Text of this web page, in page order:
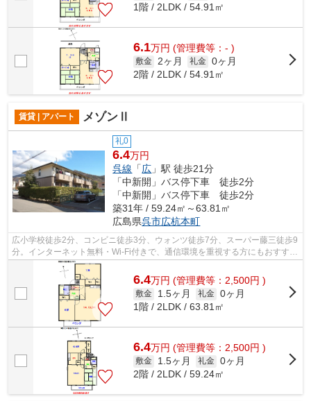
1階 / 2LDK / 54.91㎡
6.1万円 (管理費等：- )
敷金 2ヶ月 礼金 0ヶ月
2階 / 2LDK / 54.91㎡
賃貸 | アパート メゾンⅡ
礼0
6.4万円
呉線 「広 」駅 徒歩21分
「中新開」バス停下車 徒歩2分
「中新開」バス停下車 徒歩2分
築31年 / 59.24㎡～63.81㎡
広島県呉市広杭本町
広小学校徒歩2分、コンビニ徒歩3分、ウォンツ徒歩7分、スーパー藤三徒歩9
分。インターネット無料・Wi-Fi付きで、通信環境を重視する方にもおすすめ
の2LDKです。外部には防犯カメラ付き...
6.4万円 (管理費等：2,500円 )
敷金 1.5ヶ月 礼金 0ヶ月
1階 / 2LDK / 63.81㎡
6.4万円 (管理費等：2,500円 )
敷金 1.5ヶ月 礼金 0ヶ月
2階 / 2LDK / 59.24㎡